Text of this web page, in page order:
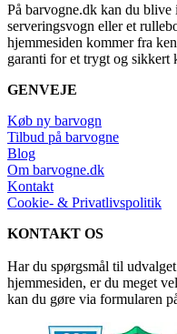
På barvogne.dk kan du
serveringsvogn eller et
hjemmesiden kommer fra
garanti for et trygt og sikkert
GENVEJE
Køb ny barvogn
Tilbud på barvogne
Blog
Om barvogne.dk
Kontakt
Cookie- & Privatlivspolitik
KONTAKT OS
Har du spørgsmål til
hjemmesiden, er du meget
kan du gøre via formularen